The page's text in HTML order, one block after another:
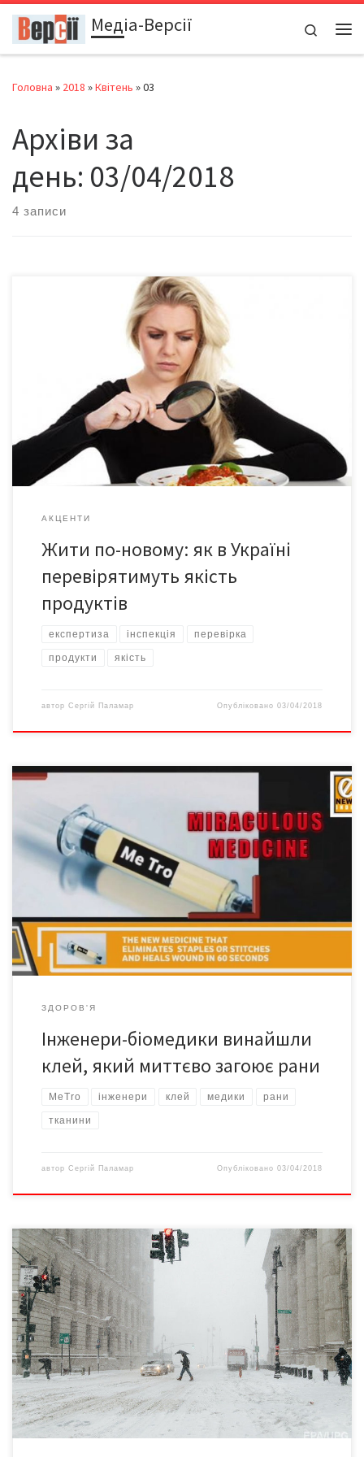
Перейти до вмістуМедіа-Версії
Search
Головна » 2018 »Квітень »03
Архіви за
день: 03/04/2018
4 записи
Із 4 квітня в Україні почне діяти нова процедура перевірки
якості продуктів. Про особливості
нововведення Gazeta.ua розповів Олексій Дорошенко,
гендиректор Української асоціації постачальників
торговельних мереж. СУТЬ ЗАКОНУ Підприємства, бійні,
магазини й торгові точки регулярно перевірятимуть
працівники Державної служби з питань безпеки харчових
продуктів і захисту прав споживачів. Закон встановить чіткі і
прозорі […]
АКЦЕНТИ
Жити по-новому: як в Україні
перевірятимуть якість
продуктів
експертиза інспекція перевірка
продукти якість
автор Сергій Паламар Опубліковано03/04/2018
Група інженерів-біомедиків створила миттєвий клей MeTro,
який після опромінення ультрафіолетом затягує рану за лічені
секунди. Про це повідомляє у вівторок «Дім інновацій» з
посиланням на журнал Science. «Інженери-біомедики
Сіднейського університету (Австралія) у співпраці з колегами зі
США створили новий еластичний миттєвий клей, що дає змогу
обробляти рани навіть у тих […]
ЗДОРОВ'Я
Інженери-біомедики винайшли
клей, який миттєво загоює рани
MeTro інженери клей медики рани
тканини
автор Сергій Паламар Опубліковано03/04/2018
Неочікуваний снігопад здивував всіх жителів Нью-Йорка. В
історії міста це лише восьмий раз, коли у квітні йде сніг. Якщо у
березні американці сприймали холодну погоду з розумінням,
то цього місяця такі опади вже не викликають позитивних
емоцій. Адже востаннє такі замети у квітні тут були 12 років
тому. Перенесені спортивні […]